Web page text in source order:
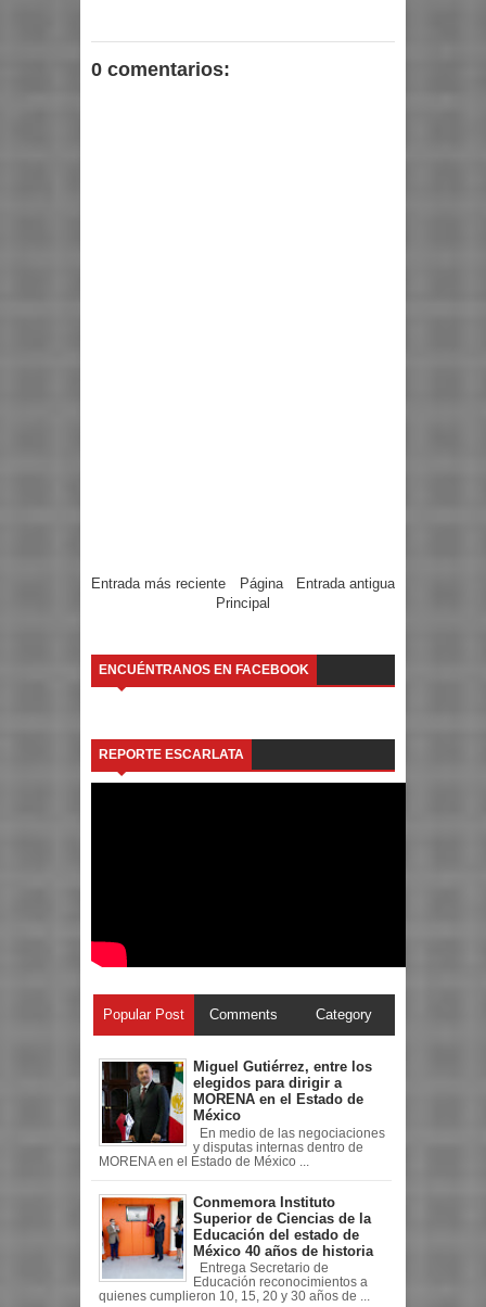
0 comentarios:
Entrada más reciente Entrada antigua
Página
Principal
ENCUÉNTRANOS EN FACEBOOK
REPORTE ESCARLATA
Popular Post Comments Category
Miguel Gutiérrez, entre los
elegidos para dirigir a
MORENA en el Estado de
México
En medio de las negociaciones
y disputas internas dentro de
MORENA en el Estado de México ...
Conmemora Instituto
Superior de Ciencias de la
Educación del estado de
México 40 años de historia
Entrega Secretario de
Educación reconocimientos a
quienes cumplieron 10, 15, 20 y 30 años de ...